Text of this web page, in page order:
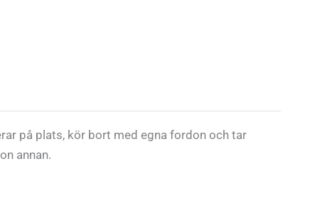
på plats, kör bort med egna fordon och tar
annan.